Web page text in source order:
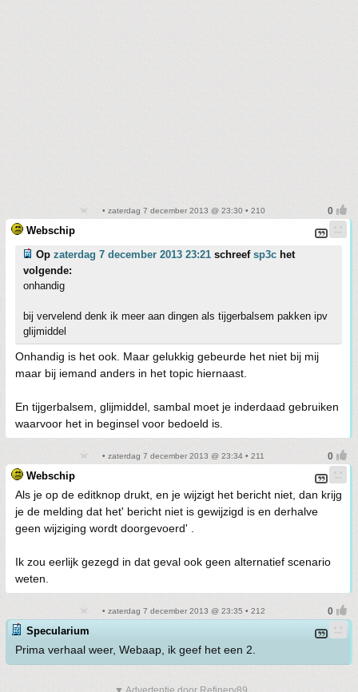
• zaterdag 7 december 2013 @ 23:30 • 210
Webschip
Op zaterdag 7 december 2013 23:21 schreef sp3c het
volgende:
onhandig
bij vervelend denk ik meer aan dingen als tijgerbalsem pakken ipv
glijmiddel
Onhandig is het ook. Maar gelukkig gebeurde het niet bij mij
maar bij iemand anders in het topic hiernaast.
En tijgerbalsem, glijmiddel, sambal moet je inderdaad gebruiken
waarvoor het in beginsel voor bedoeld is.
• zaterdag 7 december 2013 @ 23:34 • 211
Webschip
Als je op de editknop drukt, en je wijzigt het bericht niet, dan krijg
je de melding dat het' bericht niet is gewijzigd is en derhalve
geen wijziging wordt doorgevoerd' .
Ik zou eerlijk gezegd in dat geval ook geen alternatief scenario
weten.
• zaterdag 7 december 2013 @ 23:35 • 212
Specularium
Prima verhaal weer, Webaap, ik geef het een 2.